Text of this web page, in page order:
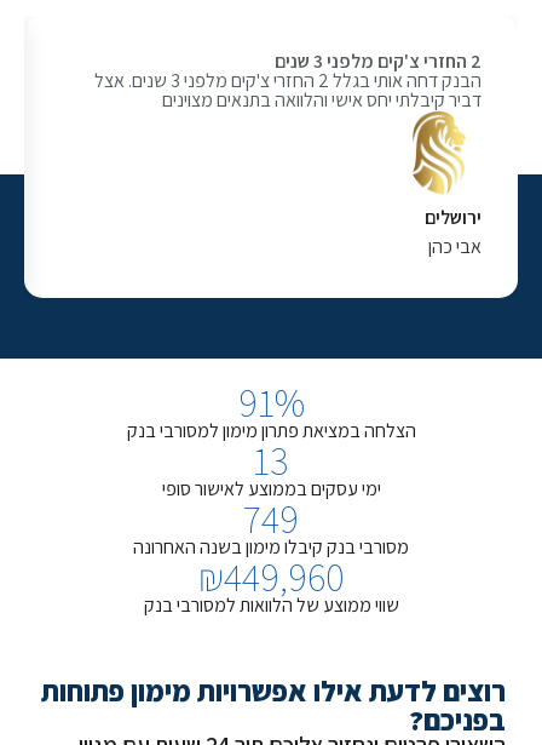
הבנק דחה אותי בגלל 2 החזרי צ'קים מלפני 3 שנים. אצל
דביר קיבלתי יחס אישי והלוואה בתנאים מצוינים
הצלחה במציאת פתרון מימון למסורבי בנק
92
ימי עסקים בממוצע לאישור סופי
מסורבי בנק קיבלו מימון בשנה האחרונה
שווי ממוצע של הלוואות למסורבי בנק
450,000
₪
לדעת אילו אפשרויות מימון פתוחות